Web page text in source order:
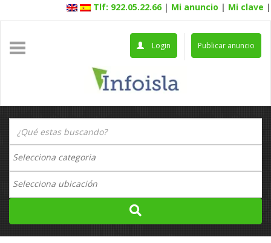
Tlf: 922.05.22.66 | Mi anuncio | Mi clave |
Publicar anuncio
Login